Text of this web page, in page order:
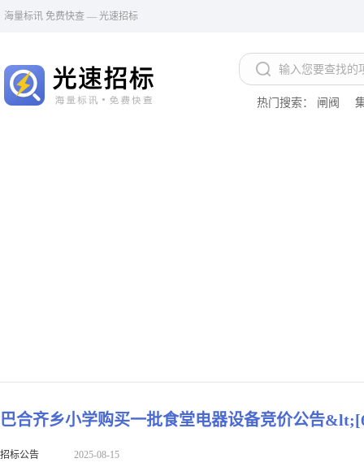
海量标讯 免费快查 — 光速招标
热门搜索： 闸阀
巴合齐乡小学购买一批食堂电器设备竞价公告
招标公告 2025-08-15